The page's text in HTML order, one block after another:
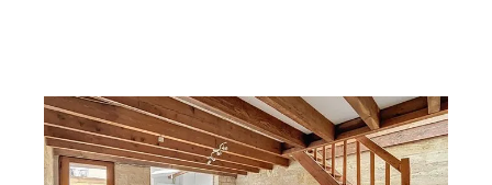
BORDEAUX 33
49,67 m2, 3 pièces
Ref : 26368